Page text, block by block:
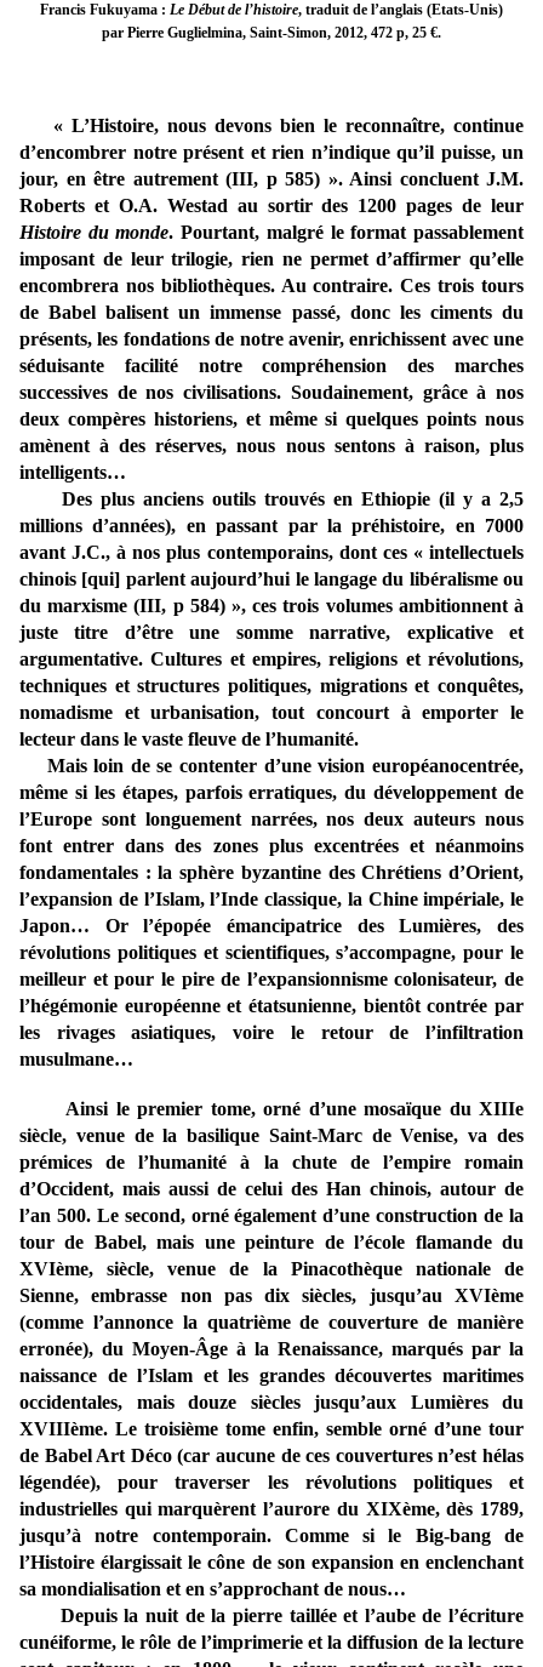
Francis Fukuyama : Le Début de l’histoire, traduit de l’anglais (Etats-Unis)
par Pierre Guglielmina, Saint-Simon, 2012, 472 p, 25 €.
« L’Histoire, nous devons bien le reconnaître, continue
d’encombrer notre présent et rien n’indique qu’il puisse, un
jour, en être autrement (III, p 585) ». Ainsi concluent J.M.
Roberts et O.A. Westad au sortir des 1200 pages de leur
Histoire du monde. Pourtant, malgré le format passablement
imposant de leur trilogie, rien ne permet d’affirmer qu’elle
encombrera nos bibliothèques. Au contraire. Ces trois tours
de Babel balisent un immense passé, donc les ciments du
présents, les fondations de notre avenir, enrichissent avec une
séduisante facilité notre compréhension des marches
successives de nos civilisations. Soudainement, grâce à nos
deux compères historiens, et même si quelques points nous
amènent à des réserves, nous nous sentons à raison, plus
intelligents…
Des plus anciens outils trouvés en Ethiopie (il y a 2,5
millions d’années), en passant par la préhistoire, en 7000
avant J.C., à nos plus contemporains, dont ces « intellectuels
chinois [qui] parlent aujourd’hui le langage du libéralisme ou
du marxisme (III, p 584) », ces trois volumes ambitionnent à
juste titre d’être une somme narrative, explicative et
argumentative. Cultures et empires, religions et révolutions,
techniques et structures politiques, migrations et conquêtes,
nomadisme et urbanisation, tout concourt à emporter le
lecteur dans le vaste fleuve de l’humanité.
Mais loin de se contenter d’une vision européanocentrée,
même si les étapes, parfois erratiques, du développement de
l’Europe sont longuement narrées, nos deux auteurs nous
font entrer dans des zones plus excentrées et néanmoins
fondamentales : la sphère byzantine des Chrétiens d’Orient,
l’expansion de l’Islam, l’Inde classique, la Chine impériale, le
Japon… Or l’épopée émancipatrice des Lumières, des
révolutions politiques et scientifiques, s’accompagne, pour le
meilleur et pour le pire de l’expansionnisme colonisateur, de
l’hégémonie européenne et étatsunienne, bientôt contrée par
les rivages asiatiques, voire le retour de l’infiltration
musulmane…
Ainsi le premier tome, orné d’une mosaïque du XIIIe
siècle, venue de la basilique Saint-Marc de Venise, va des
prémices de l’humanité à la chute de l’empire romain
d’Occident, mais aussi de celui des Han chinois, autour de
l’an 500. Le second, orné également d’une construction de la
tour de Babel, mais une peinture de l’école flamande du
XVIème, siècle, venue de la Pinacothèque nationale de
Sienne, embrasse non pas dix siècles, jusqu’au XVIème
(comme l’annonce la quatrième de couverture de manière
erronée), du Moyen-Âge à la Renaissance, marqués par la
naissance de l’Islam et les grandes découvertes maritimes
occidentales, mais douze siècles jusqu’aux Lumières du
XVIIIème. Le troisième tome enfin, semble orné d’une tour
de Babel Art Déco (car aucune de ces couvertures n’est hélas
légendée), pour traverser les révolutions politiques et
industrielles qui marquèrent l’aurore du XIXème, dès 1789,
jusqu’à notre contemporain. Comme si le Big-bang de
l’Histoire élargissait le cône de son expansion en enclenchant
sa mondialisation et en s’approchant de nous…
Depuis la nuit de la pierre taillée et l’aube de l’écriture
cunéiforme, le rôle de l’imprimerie et la diffusion de la lecture